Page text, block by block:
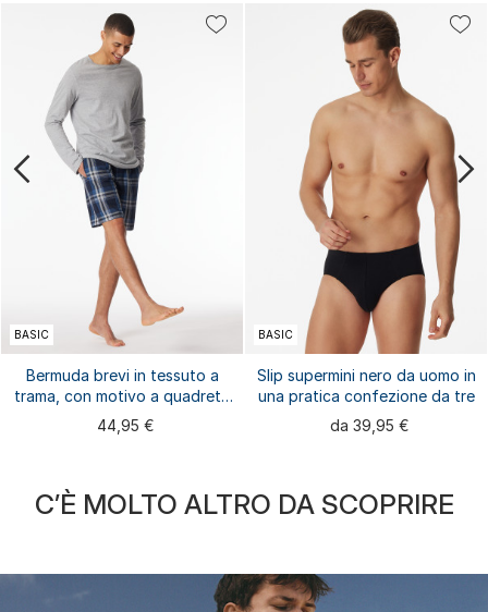
BASIC
Bermuda brevi in tessuto a
trama, con motivo a quadretti
multicolori - Mix+Relax
44,95 €
BASIC
Slip supermini nero da uomo in
una pratica confezione da tre
da 39,95 €
C’È MOLTO ALTRO DA SCOPRIRE